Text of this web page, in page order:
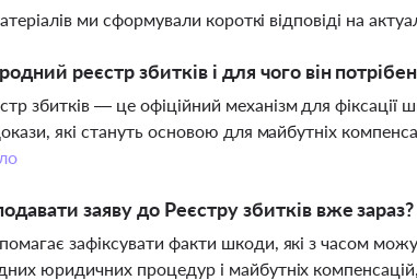
ми сформували короткі відповіді на
реєстр збитків і для чого він
збитків — це офіційний механізм для фіксації
які стануть основою для майбутніх
заяву до Реєстру збитків вже зараз?
зафіксувати факти шкоди, які з часом
юридичних процедур і майбутніх